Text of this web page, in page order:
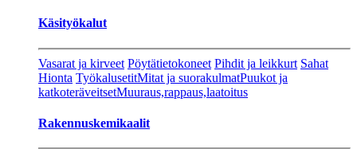
Käsityökalut
Vasarat ja kirveet Pöytätietokoneet Pihdit ja leikkurt Sahat
Hionta TyökalusetitMitat ja suorakulmatPuukot ja
katkoteräveitsetMuuraus,rappaus,laatoitus
Rakennuskemikaalit